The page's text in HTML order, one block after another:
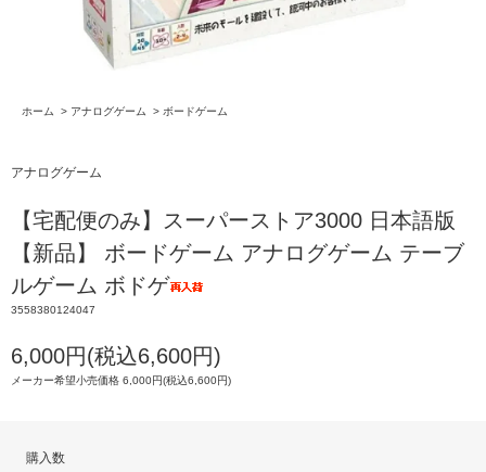
ホーム > アナログゲーム > ボードゲーム
アナログゲーム
【宅配便のみ】スーパーストア3000 日本語版
【新品】 ボードゲーム アナログゲーム テーブ
ルゲーム ボドゲ
3558380124047
6,000円(税込6,600円)
メーカー希望小売価格 6,000円(税込6,600円)
購入数